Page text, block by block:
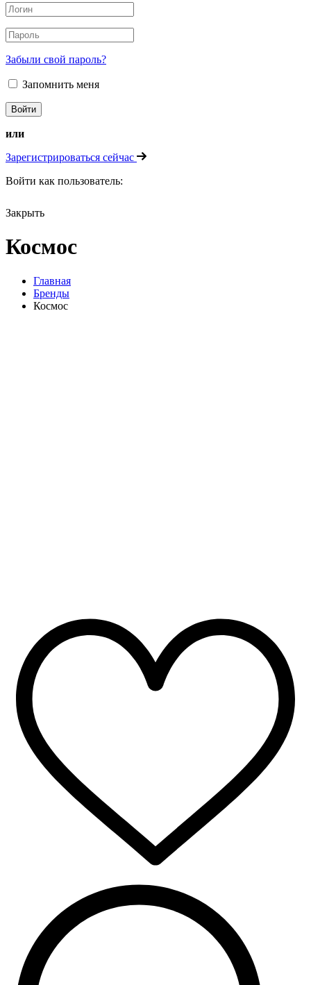
Забыли свой пароль?
Запомнить меня
или
Зарегистрироваться сейчас
Войти как пользователь:
Закрыть
Космос
Главная
Бренды
Космос